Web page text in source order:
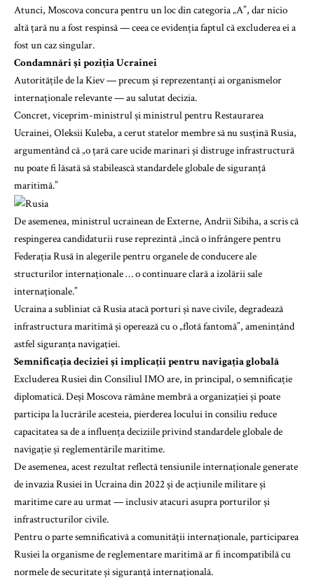
Atunci, Moscova concura pentru un loc din categoria „A”, dar nicio
altă țară nu a fost respinsă — ceea ce evidenția faptul că excluderea ei a
fost un caz singular.
Condamnări și poziția Ucrainei
Autoritățile de la Kiev — precum și reprezentanți ai organismelor
internaționale relevante — au salutat decizia.
Concret, viceprim-ministrul și ministrul pentru Restaurarea
Ucrainei, Oleksii Kuleba, a cerut statelor membre să nu susțină Rusia,
argumentând că „o țară care ucide marinari și distruge infrastructură
nu poate fi lăsată să stabilească standardele globale de siguranță
maritimă.”
De asemenea, ministrul ucrainean de Externe, Andrii Sibiha, a scris că
respingerea candidaturii ruse reprezintă „încă o înfrângere pentru
Federația Rusă în alegerile pentru organele de conducere ale
structurilor internaționale … o continuare clară a izolării sale
internaționale.”
Ucraina a subliniat că Rusia atacă porturi și nave civile, degradează
infrastructura maritimă și operează cu o „flotă fantomă”, ameninţând
astfel siguranţa navigaţiei.
Semnificația deciziei și implicații pentru navigația globală
Excluderea Rusiei din Consiliul IMO are, în principal, o semnificație
diplomatică. Deși Moscova rămâne membră a organizației și poate
participa la lucrările acesteia, pierderea locului în consiliu reduce
capacitatea sa de a influența deciziile privind standardele globale de
navigație și reglementările maritime.
De asemenea, acest rezultat reflectă tensiunile internaționale generate
de invazia Rusiei în Ucraina din 2022 și de acțiunile militare și
maritime care au urmat — inclusiv atacuri asupra porturilor și
infrastructurilor civile.
Pentru o parte semnificativă a comunității internaționale, participarea
Rusiei la organisme de reglementare maritimă ar fi incompatibilă cu
normele de securitate și siguranţă internaţională.